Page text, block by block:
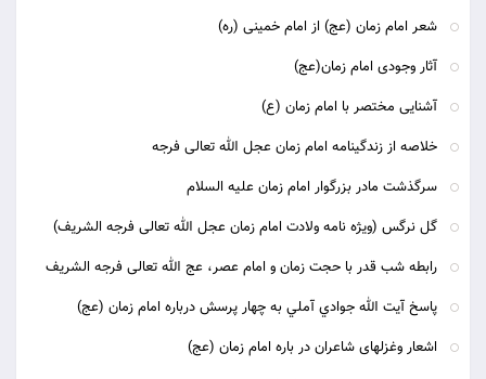
شعر امام زمان (عج) از امام خمینی (ره)
آثار وجودی امام زمان(عج)
آشنایی مختصر با امام زمان (ع)
خلاصه از زندگینامه امام زمان عجل الله تعالی فرجه
سرگذشت مادر بزرگوار امام زمان علیه السلام
گل نرگس (ویژه نامه ولادت امام زمان عجل الله تعالی فرجه الشریف)
رابطه شب قدر با حجت زمان و امام عصر، عج الله تعالی فرجه الشریف
پاسخ آيت الله جوادي آملي به چهار پرسش درباره امام زمان (عج)
اشعار وغزلهای شاعران در باره امام زمان (عج)